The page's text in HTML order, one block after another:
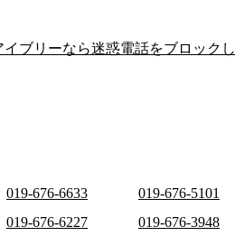
ブリーなら迷惑電話をブロックし
019-676-6633
019-676-5101
019-676-6227
019-676-3948